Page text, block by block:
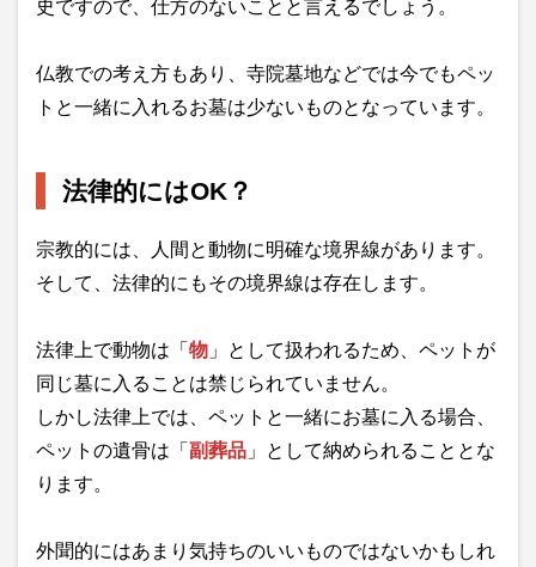
史ですので、仕方のないことと言えるでしょう。
仏教での考え方もあり、寺院墓地などでは今でもペッ
トと一緒に入れるお墓は少ないものとなっています。
法律的にはOK？
宗教的には、人間と動物に明確な境界線があります。
そして、法律的にもその境界線は存在します。
法律上で動物は「 物 」として扱われるため、ペットが
同じ墓に入ることは禁じられていません。
しかし法律上では、ペットと一緒にお墓に入る場合、
ペットの遺骨は「 副葬品 」として納められることとな
ります。
外聞的にはあまり気持ちのいいものではないかもしれ